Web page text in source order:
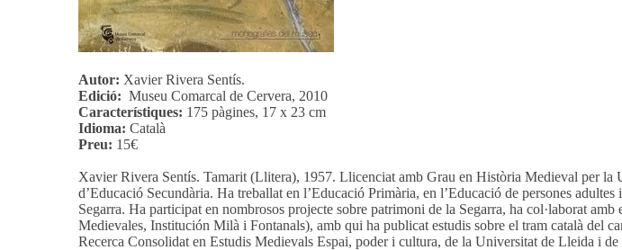
Autor: Xavier Rivera Sentís.
Edició: Museu Comarcal de Cervera, 2010
Característiques: 175 pàgines, 17 x 23 cm
Idioma: Català
Preu: 15€
Xavier Rivera Sentís. Tamarit (Llitera), 1957. Llicenciat amb Grau en Història Medieval per la
d’Educació Secundària. Ha treballat en l’Educació Primària, en l’Educació de persones
Segarra. Ha participat en nombrosos projecte sobre patrimoni de la Segarra, ha col·laborat
Medievales, Institución Milà i Fontanals), amb qui ha publicat estudis sobre el tram català del
Recerca Consolidat en Estudis Medievals Espai, poder i cultura, de la Universitat de Lleida i